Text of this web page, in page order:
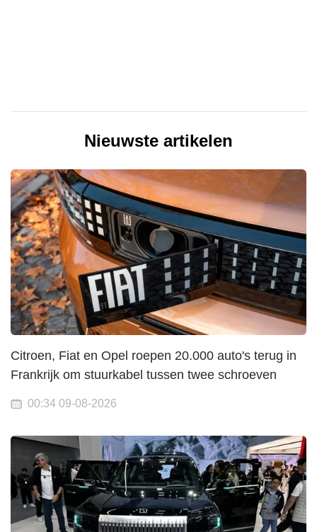
Nieuwste artikelen
Citroen, Fiat en Opel roepen 20.000 auto's terug in
Frankrijk om stuurkabel tussen twee schroeven
00:34 09-08-2026